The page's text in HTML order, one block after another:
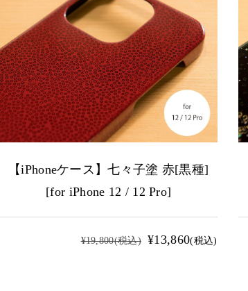
【iPhoneケース】七々子塗 赤[黒種]
[for iPhone 12 / 12 Pro]
¥19,800(税込) ¥13,860(税込)